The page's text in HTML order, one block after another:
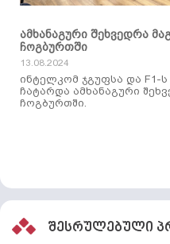
ამხანაგური შეხვედრა
ჩოგბურთში
13.08.2024
ინტელკომ ჯგუფსა და F1-
ჩატარდა ამხანაგური
ჩოგბურთში.
შესრულებული